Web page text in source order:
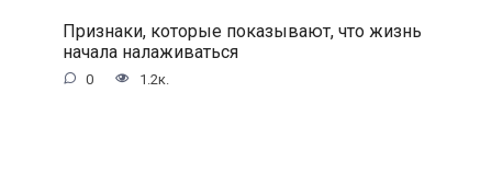
Признаки, которые показывают, что жизнь
начала налаживаться
0 1.2к.